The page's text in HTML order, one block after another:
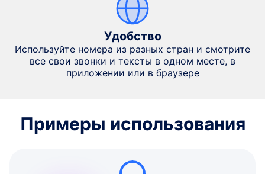
Удобство
Используйте номера из разных стран и смотрите
все свои звонки и тексты в одном месте, в
приложении или в браузере
Примеры использования